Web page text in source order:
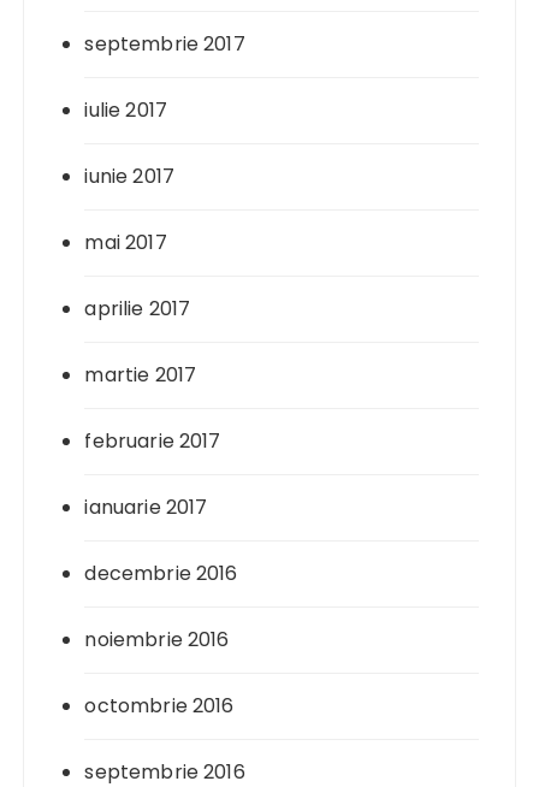
septembrie 2017
iulie 2017
iunie 2017
mai 2017
aprilie 2017
martie 2017
februarie 2017
ianuarie 2017
decembrie 2016
noiembrie 2016
octombrie 2016
septembrie 2016